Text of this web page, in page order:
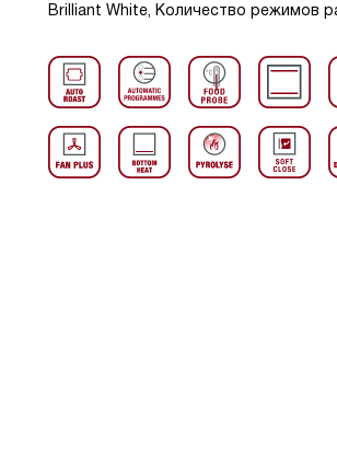
Brilliant White, Количество режимов